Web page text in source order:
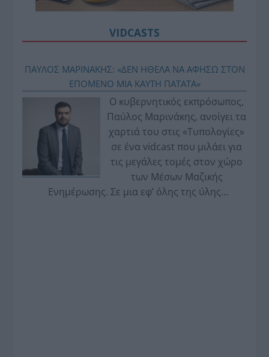
VIDCASTS
ΠΑΥΛΟΣ ΜΑΡΙΝΑΚΗΣ: «ΔΕΝ ΗΘΕΛΑ ΝΑ ΑΦΗΣΩ ΣΤΟΝ
ΕΠΟΜΕΝΟ ΜΙΑ ΚΑΥΤΗ ΠΑΤΑΤΑ»
Ο κυβερνητικός εκπρόσωπος,
Παύλος Μαρινάκης, ανοίγει τα
χαρτιά του στις «Τυπολογίες»
σε ένα vidcast που μιλάει για
τις μεγάλες τομές στον χώρο
των Μέσων Μαζικής
Ενημέρωσης. Σε μια εφ’ όλης της ύλης